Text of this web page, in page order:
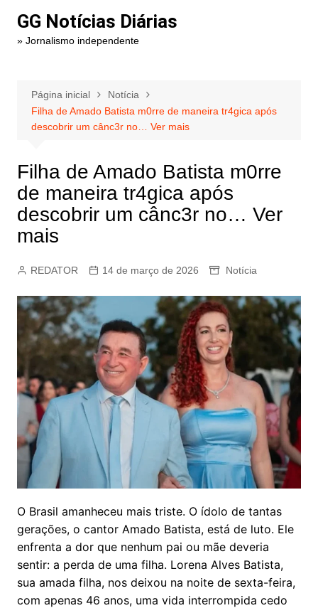
paraGG Notícias Diárias
» Jornalismo independente
Página inicial
Notícia
Filha de Amado Batista m0rre de maneira tr4gica após
descobrir um cânc3r no… Ver mais
Filha de Amado Batista m0rre
de maneira tr4gica após
descobrir um cânc3r no… Ver
mais
REDATOR 14 de março de 2026 Notícia
O Brasil amanheceu mais triste. O ídolo de tantas
gerações, o cantor Amado Batista, está de luto. Ele
enfrenta a dor que nenhum pai ou mãe deveria
sentir: a perda de uma filha. Lorena Alves Batista,
sua amada filha, nos deixou na noite de sexta-feira,
com apenas 46 anos, uma vida interrompida cedo